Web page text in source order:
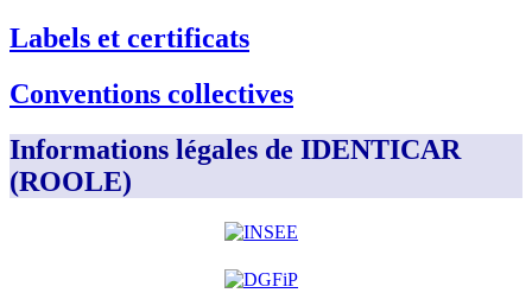
Labels et certificats
Conventions collectives
Informations légales de IDENTICAR
(ROOLE)